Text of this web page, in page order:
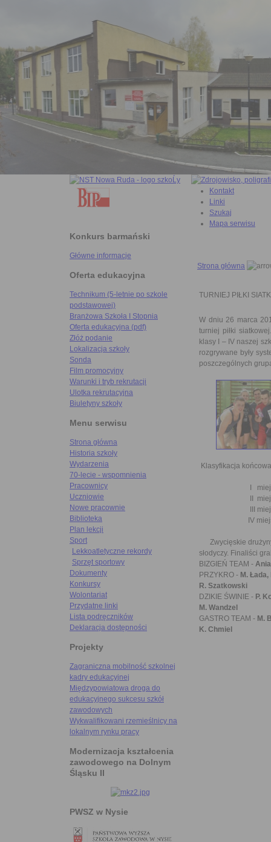
Konkurs barmański
Główne informacje
Oferta edukacyjna
Technikum (5-letnie po szkole
podstawowej)
Branżowa Szkoła I Stopnia
Oferta edukacyjna (pdf)
Złóż podanie
Lokalizacja szkoły
Sonda
Film promocyjny
Warunki i tryb rekrutacji
Ulotka rekrutacyjna
Biuletyny szkoły
Menu serwisu
Strona główna
Historia szkoły
Wydarzenia
70-lecie - wspomnienia
Pracownicy
Uczniowie
Nowe pracownie
Biblioteka
Plan lekcji
Sport
Lekkoatletyczne rekordy
Sprzęt sportowy
Dokumenty
Konkursy
Wolontariat
Przydatne linki
Lista podręczników
Deklaracja dostępności
Projekty
Zagraniczna mobilność szkolnej
kadry edukacyjnej
Międzypowiatowa droga do
edukacyjnego sukcesu szkół
zawodowych
Wykwalifikowani rzemieślnicy na
lokalnym rynku pracy
Modernizacja kształcenia
zawodowego na Dolnym
Śląsku II
PWSZ w Nysie
Kontakt
Linki
Szukaj
Mapa serwisu
Strona główna
TURNIEJ PIŁKI
W dniu 26 marca
turniej piłki
klasy I – IV naszej
rozgrywane były
poszczególnych
Klasyfikacja
I miejsce -
II miejsce
III miejsce -
IV miejsce -
Zwycięskie
słodyczy. Finaliści
BIZGIEŃ TEAM -
PRZYKRO - M.
R. Szatkowski
DZIKIE ŚWINIE - P.
M. Wandzel
GASTRO TEAM - M.
K. Chmiel